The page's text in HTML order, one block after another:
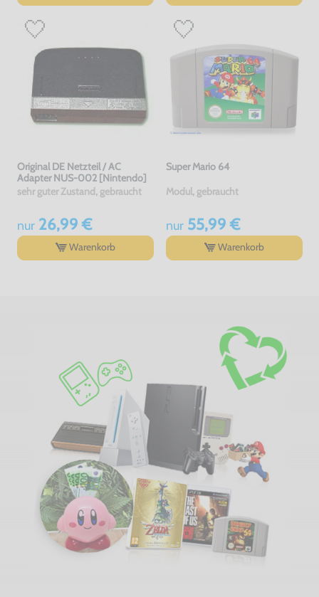
Original DE Netzteil / AC
Adapter NUS-002 [Nintendo]
sehr guter Zustand, gebraucht
nur26,99 €
Warenkorb
Super Mario 64
Modul, gebraucht
nur55,99 €
Warenkorb